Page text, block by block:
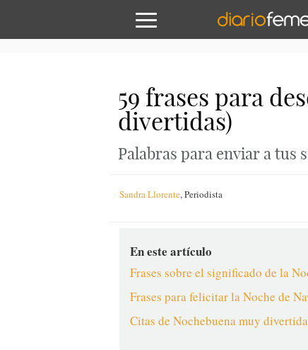
59 frases para
divertidas)
Palabras para enviar a tus
Sandra Llorente,Periodista
En este artículo
Frases sobre el significado de la
Frases para felicitar la Noche de
Citas de Nochebuena muy